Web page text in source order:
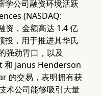
学公司融资环境活跃
(NASDAQ:
资，金额高达 1.4 亿
投，用于推进其华氏
强劲胃口，以及
和 Janus Henderson
的交易，表明拥有获
术公司能够吸引大量